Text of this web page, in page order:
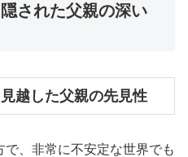
された父親の深い
越した父親の先見性
、非常に不安定な世界でも